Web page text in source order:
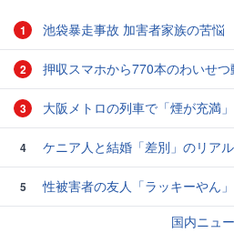
1 池袋暴走事故 加害者家族の苦悩
2 押収スマホから770本のわいせつ動画 15歳少女に酒と薬飲ませ性的暴行
3 大阪メトロの列車で「煙が充満」
4 ケニア人と結婚「差別」のリアル
5
性被害者の友人「ラッキーやん」
国内ニュ